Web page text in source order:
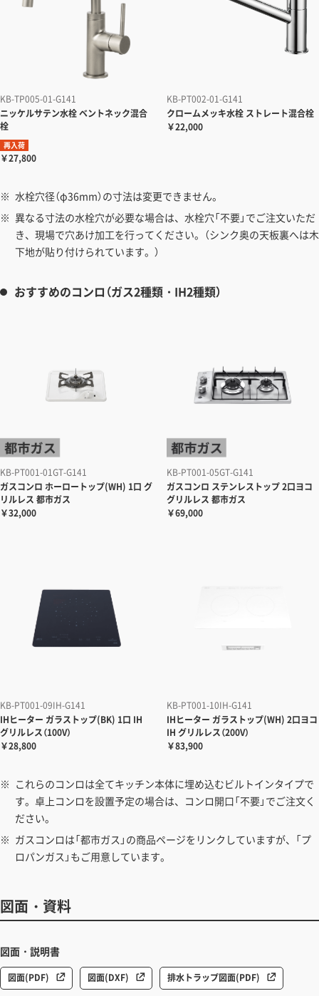
KB-TP005-01-G141
ニッケルサテン水栓ベントネック混合
栓
再入荷
￥27,800
KB-PT002-01-G141
クロームメッキ水栓 ストレート混合栓
￥22,000
水栓穴径（φ36mm）の寸法は変更できません。
異なる寸法の水栓穴が必要な場合は、水栓穴「不要」でご注文いただ
き、現場で穴あけ加工を行ってください。（シンク奥の天板裏へは木
下地が貼り付けられています。）
おすすめのコンロ（ガス2種類・IH2種類）
KB-PT001-01GT-G141
ガスコンロ ホーロートップ(WH) 1口 グ
リルレス 都市ガス
￥32,000
KB-PT001-05GT-G141
ガスコンロ ステンレストップ 2口ヨコ
グリルレス 都市ガス
￥69,000
KB-PT001-09IH-G141
IHヒーター ガラストップ(BK) 1口 IH
グリルレス（100V）
￥28,800
KB-PT001-10IH-G141
IHヒーター ガラストップ(WH) 2口ヨコ
IH グリルレス（200V）
￥83,900
これらのコンロは全てキッチン本体に埋め込むビルトインタイプで
す。卓上コンロを設置予定の場合は、コンロ開口「不要」でご注文く
ださい。
ガスコンロは「都市ガス」の商品ページをリンクしていますが、「プ
ロパンガス」もご用意しています。
図面・資料
図面・説明書
図面(PDF) 図面(DXF) 排水トラップ図面(PDF)